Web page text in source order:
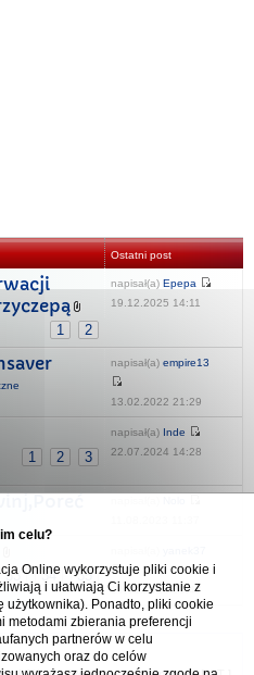
Ostatni post
1 2
napisał(a) Epepa
19.12.2025 14:11
napisał(a) empire13
13.02.2022 21:29
1 2 3
napisał(a) Inde
22.07.2024 14:28
33 34 35
10.01.2026 09:47
celu?
Online wykorzystuje pliki cookie i
i ułatwiają Ci korzystanie z
użytkownika). Ponadto, pliki cookie
metodami zbierania preferencji
partnerów w celu
oraz do celów